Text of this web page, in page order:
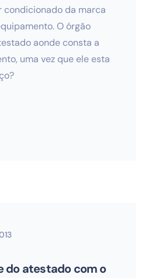
condicionado da marca
O órgão
aonde consta a
uma vez que ele esta
do atestado com o